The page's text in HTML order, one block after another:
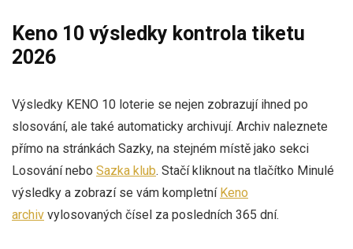
Keno 10 výsledky kontrola tiketu
2026
Výsledky KENO 10 loterie se nejen zobrazují ihned po
slosování, ale také automaticky archivují. Archiv naleznete
přímo na stránkách Sazky, na stejném místě jako sekci
Losování nebo Sazka klub. Stačí kliknout na tlačítko Minulé
výsledky a zobrazí se vám kompletní Keno
archiv vylosovaných čísel za posledních 365 dní.